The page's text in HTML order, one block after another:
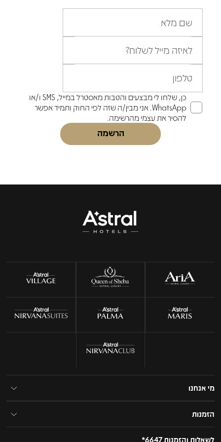
שם מלא
לאיזה מייל לשלוח?
טלפון
כן, שלחו לי מבצעים והטבות מאסטרל במייל, SMS ו/או
WhatsApp. אני מבין/ה שזה לפי החוק ותמיד אפשר
להסיר את עצמי מהרשימה.
הרשמה
מי אנחנו
הזמנות
לשאלות והזמנות 6647*